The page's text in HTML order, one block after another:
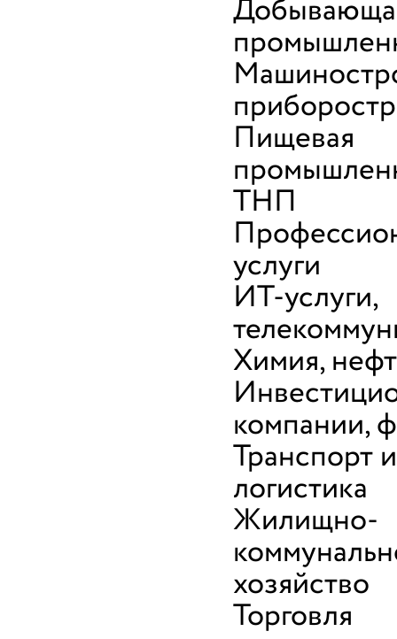
Пищевая
ТНП
услуги
ИТ-услуги,
Химия,
компании,
Транспорт и
логистика
Жилищно-
хозяйство
Торговля